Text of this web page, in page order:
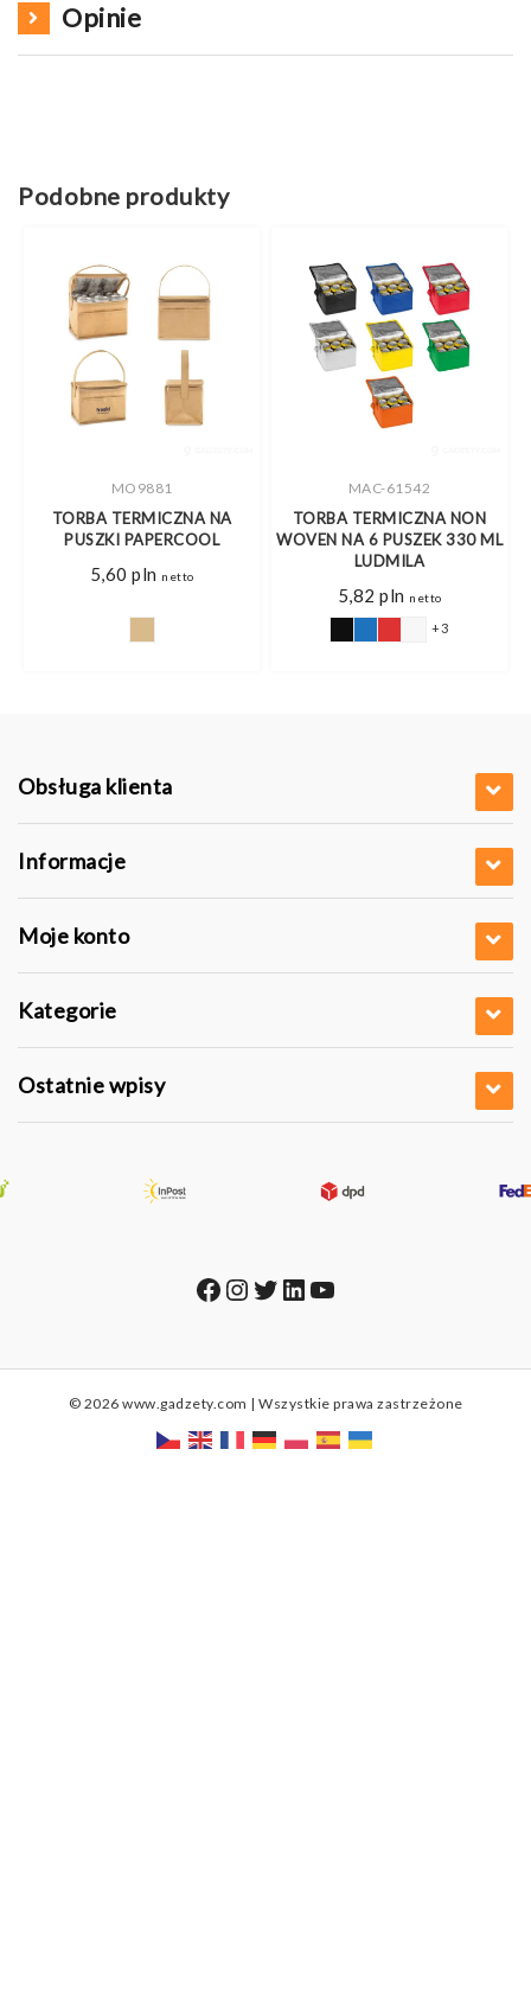
Opinie
Podobne produkty
MO9881
TORBA TERMICZNA NA
PUSZKI PAPERCOOL
5,60 pln netto
MAC-61542
TORBA TERMICZNA NON
WOVEN NA 6 PUSZEK 330 ML
LUDMILA
5,82 pln netto
+3
Obsługa klienta
Informacje
Moje konto
Kategorie
Ostatnie wpisy
Facebook
Instagram
Twitter
LinkedIn
YouTube
© 2026 www.gadzety.com | Wszystkie prawa zastrzeżone